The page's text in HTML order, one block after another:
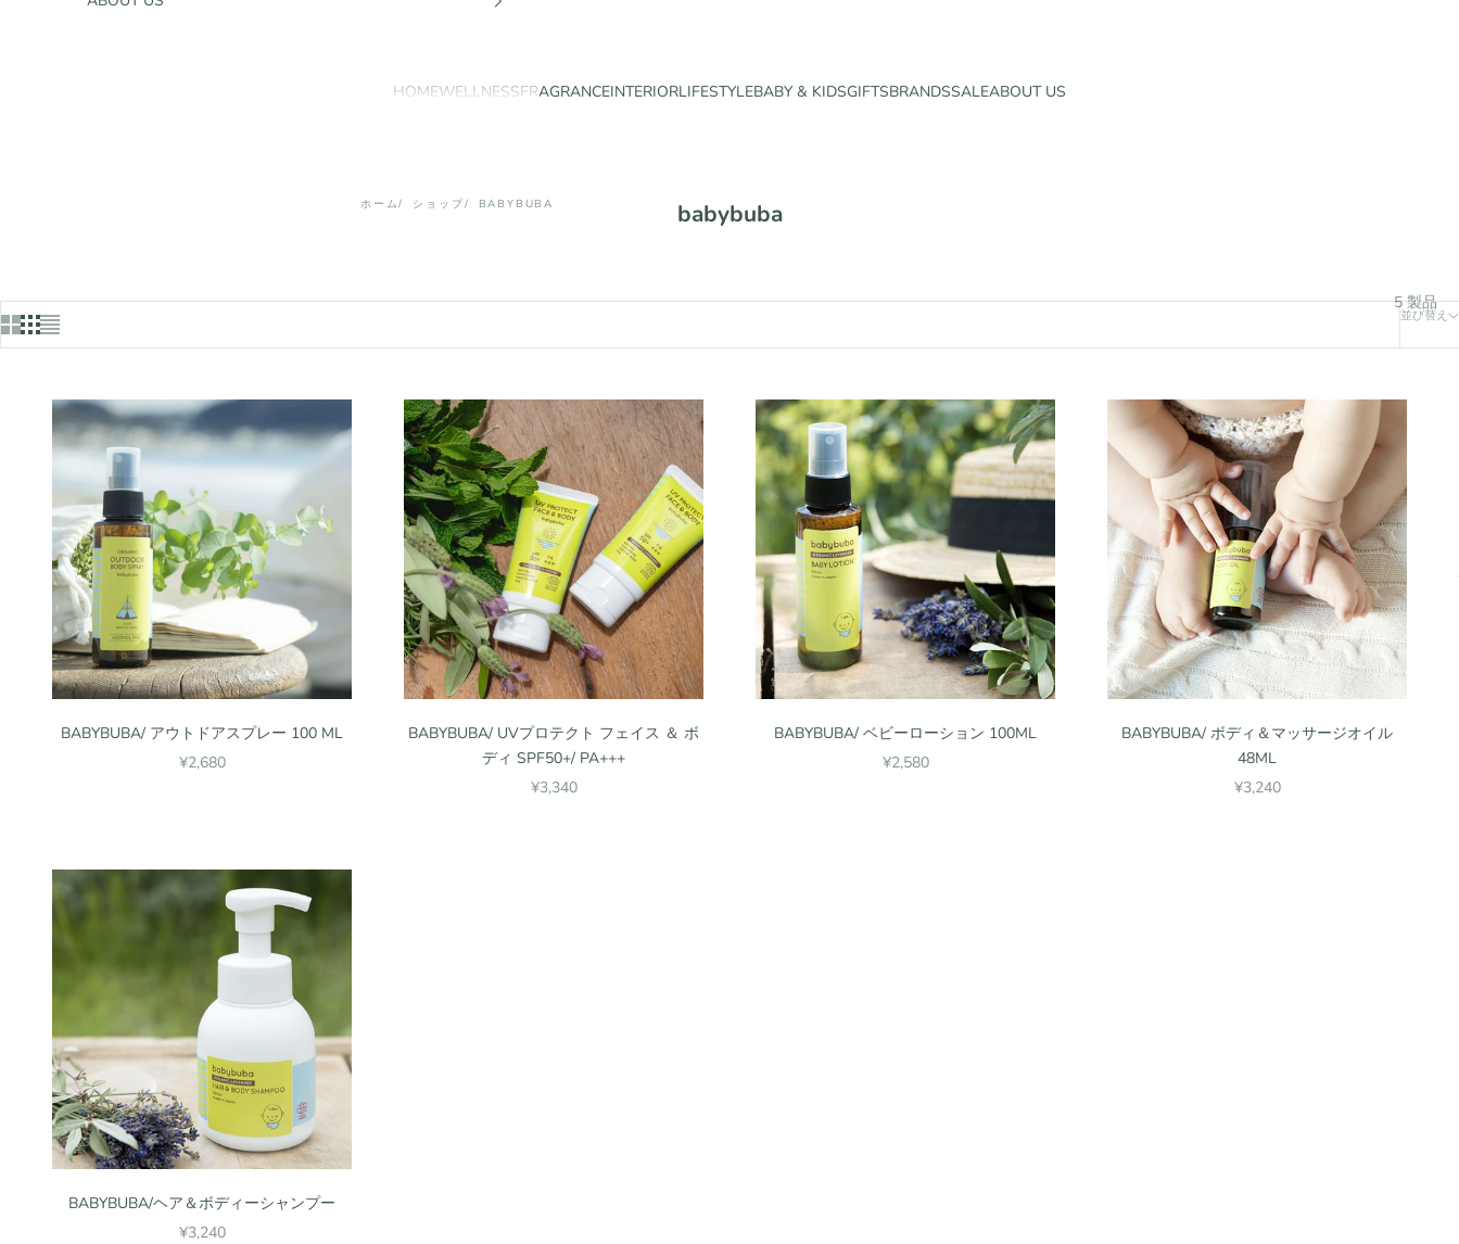
HOMEWELLNESSFRAGRANCEINTERIORLIFESTYLEBABY & KIDSGIFTSBRANDSSALEABOUT US
ホーム ショップ BABYBUBA babybuba
並び替え
5 製品
BABYBUBA/ アウトドアスプレー 100 ML
セール価格
¥2,680
BABYBUBA/ UVプロテクト フェイス ＆ ボ
ディ SPF50+/ PA+++
セール価格
¥3,340
BABYBUBA/ ベビーローション 100ML
セール価格
¥2,580
BABYBUBA/ ボディ＆マッサージオイル
48ML
セール価格
¥3,240
BABYBUBA/ヘア＆ボディーシャンプー
セール価格
¥3,240